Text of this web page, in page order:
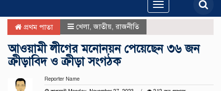
Toggle
navigation
প্রথম পাতা খেলা,জাতীয় রাজনীতি
আওয়ামী লীগের মনোনয়ন পেয়েছেন ৩৬ জন
ক্রীড়াবিদ ও ক্রীড়া সংগঠক
Reporter Name